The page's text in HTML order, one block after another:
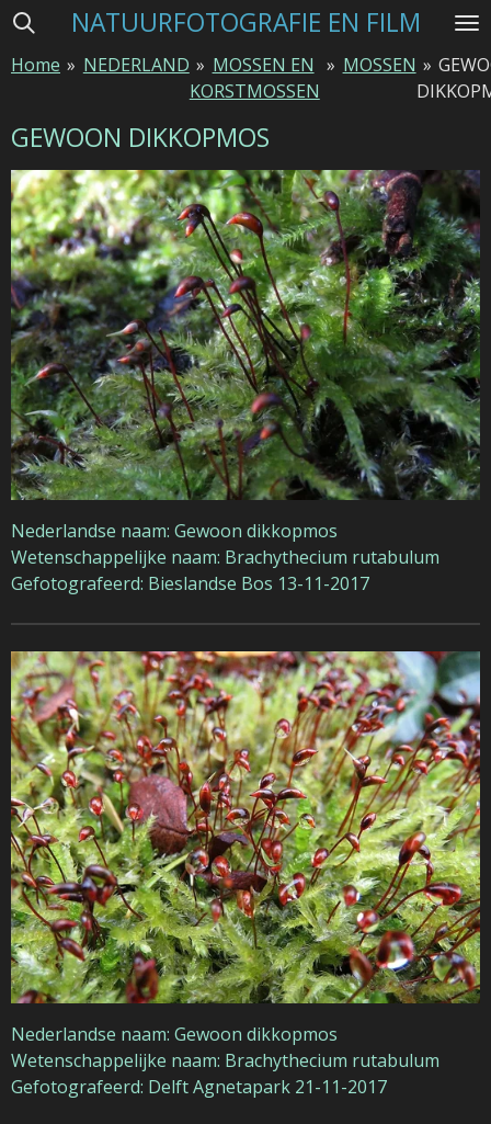
Ga
naar
hoofdinhoud
NATUURFOTOGRAFIE EN FILM
Home » NEDERLAND » MOSSEN EN
KORSTMOSSEN
» MOSSEN »
GEWOON DIKKOPMOS
Nederlandse naam: Gewoon dikkopmos
Wetenschappelijke naam: Brachythecium rutabulum
Gefotografeerd: Bieslandse Bos 13-11-2017
Nederlandse naam: Gewoon dikkopmos
Wetenschappelijke naam: Brachythecium rutabulum
Gefotografeerd: Delft Agnetapark 21-11-2017